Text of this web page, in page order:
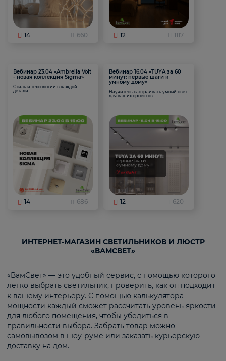
14 660 12 1117
Вебинар 23.04 «Ambrella Volt
- новая коллекция Sigma»
Стиль и технологии в каждой
детали
14 686
Вебинар 16.04 «TUYA за 60
минут: первые шаги к
умному дому»
Научитесь настраивать умный свет
для ваших проектов
12 620
ИНТЕРНЕТ-МАГАЗИН СВЕТИЛЬНИКОВ И ЛЮСТР
«ВАМСВЕТ»
«ВамСвет» — это удобный сервис, с помощью которого
легко выбрать светильник, проверить, как он подходит
к вашему интерьеру. С помощью калькулятора
мощности каждый сможет рассчитать уровень яркости
для любого помещения, чтобы убедиться в
правильности выбора. Забрать товар можно
самовывозом в шоу-руме или заказать курьерскую
доставку на дом.